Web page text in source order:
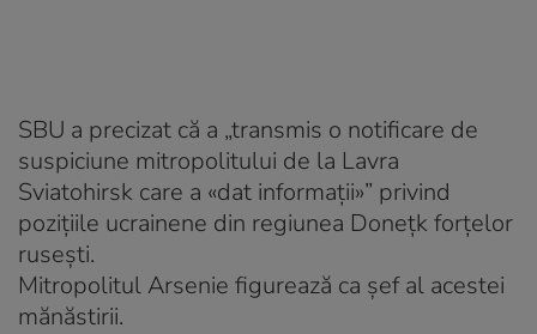
SBU a precizat că a „transmis o notificare de
suspiciune mitropolitului de la Lavra
Sviatohirsk care a «dat informații»” privind
pozițiile ucrainene din regiunea Donețk forțelor
rusești.
Mitropolitul Arsenie figurează ca șef al acestei
mănăstirii.